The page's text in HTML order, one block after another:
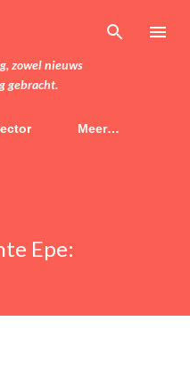
zowel nieuws
gebracht.
Meer…
Epe: